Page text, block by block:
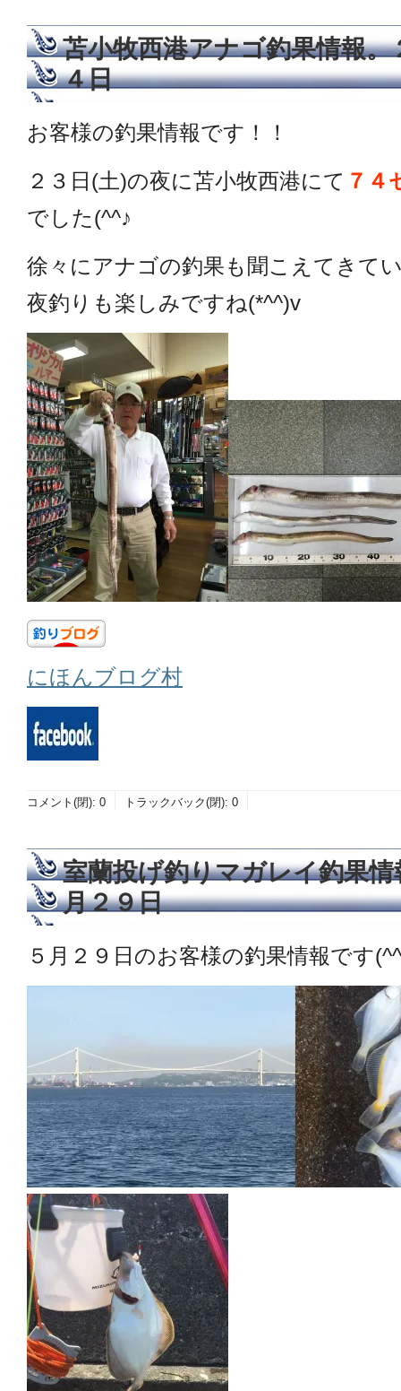
苫小牧西港アナゴ釣果情報。
４日
お客様の釣果情報です！！
２３日(土)の夜に苫小牧西港にて ７４
でした(^^♪
徐々にアナゴの釣果も聞こえてきて
夜釣りも楽しみですね(*^^)v
にほんブログ村
コメント(閉): 0 トラックバック(閉): 0
室蘭投げ釣りマガレイ釣果
月２９日
５月２９日のお客様の釣果情報です